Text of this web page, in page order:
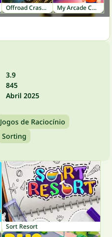
Offroad Crash Climber 4X4 My Arcade Center 2
3.9
845
Abril 2025
Jogos de Raciocínio
Sorting
Sort Resort